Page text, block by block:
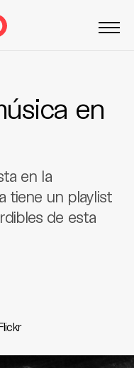
en
en la
tiene un playlist
de esta